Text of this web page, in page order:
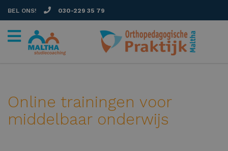
BEL ONS! 030-229 35 79
Online trainingen voor
middelbaar onderwijs